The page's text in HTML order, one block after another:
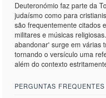
Deuteronómio faz parte da
judaísmo como para
são frequentemente citados
militares e músicas
abandonar' surge em várias
tornando o versículo uma
além do contexto
PERGUNTAS FREQUENTES